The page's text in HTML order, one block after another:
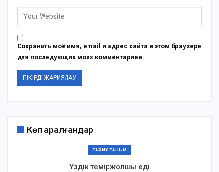
Сохранить моё имя, email и адрес сайта в этом браузере
для последующих моих комментариев.
Көп қаралғандар
ТАРИХ-ТАНЫМ
Үздік теміржолшы еді